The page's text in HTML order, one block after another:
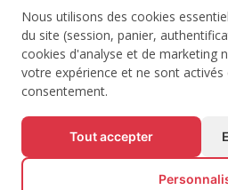
ÉTIQUETTES
Nous utilisons des cookies
du site (session, panier,
cookies d'analyse et de marketing
votre expérience et ne sont activés
consentement.
Tout accepter